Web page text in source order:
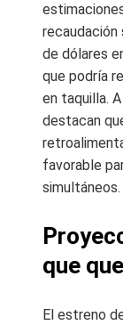
recaudación
de dólares
que podría
en taquilla.
destacan
favorable
simultáneos.
que
El estreno